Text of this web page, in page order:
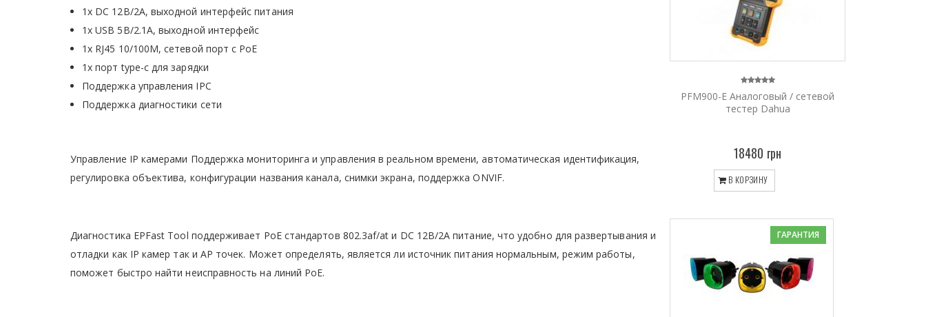
1x DC 12В/2A, выходной интерфейс питания
1x USB 5В/2.1A, выходной интерфейс
1x RJ45 10/100M, сетевой порт c PoE
1x порт type-c для зарядки
Поддержка управления IPC
Поддержка диагностики сети
Управление IP камерами Поддержка мониторинга и управления в реальном времени, автоматическая идентификация,
регулировка объектива, конфигурации названия канала, снимки экрана, поддержка ONVIF.
Диагностика EPFast Tool поддерживает PoE стандартов 802.3af/at и DC 12В/2A питание, что удобно для развертывания и
отладки как IP камер так и AP точек. Может определять, является ли источник питания нормальным, режим работы,
поможет быстро найти неисправность на линий PoE.
PFM900-E Аналоговый / сетевой
тестер Dahua
18480 грн
В КОРЗИНУ
ГАРАНТИЯ